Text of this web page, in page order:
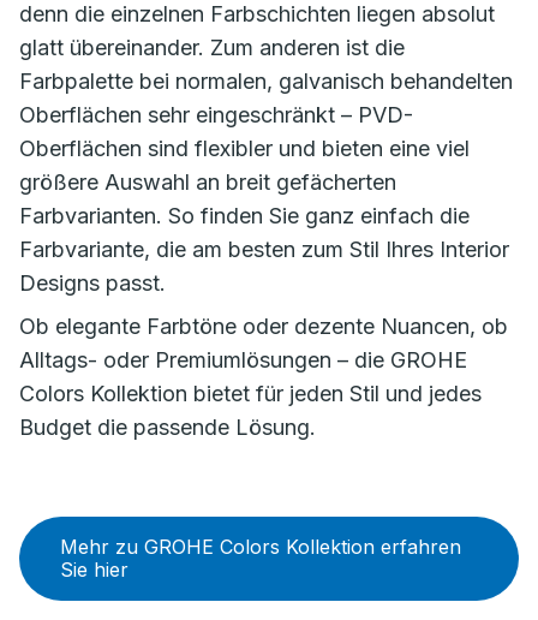
denn die einzelnen Farbschichten liegen absolut
glatt übereinander. Zum anderen ist die
Farbpalette bei normalen, galvanisch behandelten
Oberflächen sehr eingeschränkt – PVD-
Oberflächen sind flexibler und bieten eine viel
größere Auswahl an breit gefächerten
Farbvarianten. So finden Sie ganz einfach die
Farbvariante, die am besten zum Stil Ihres Interior
Designs passt.
Ob elegante Farbtöne oder dezente Nuancen, ob
Alltags- oder Premiumlösungen – die GROHE
Colors Kollektion bietet für jeden Stil und jedes
Budget die passende Lösung.
Mehr zu GROHE Colors Kollektion erfahren
Sie hier